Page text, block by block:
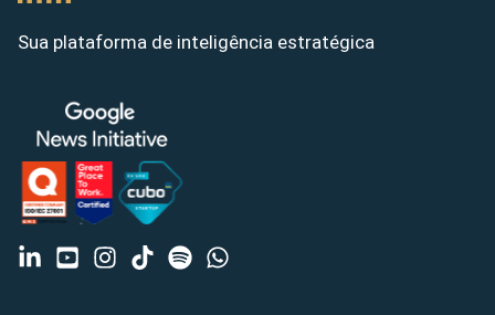
Sua plataforma de inteligência estratégica